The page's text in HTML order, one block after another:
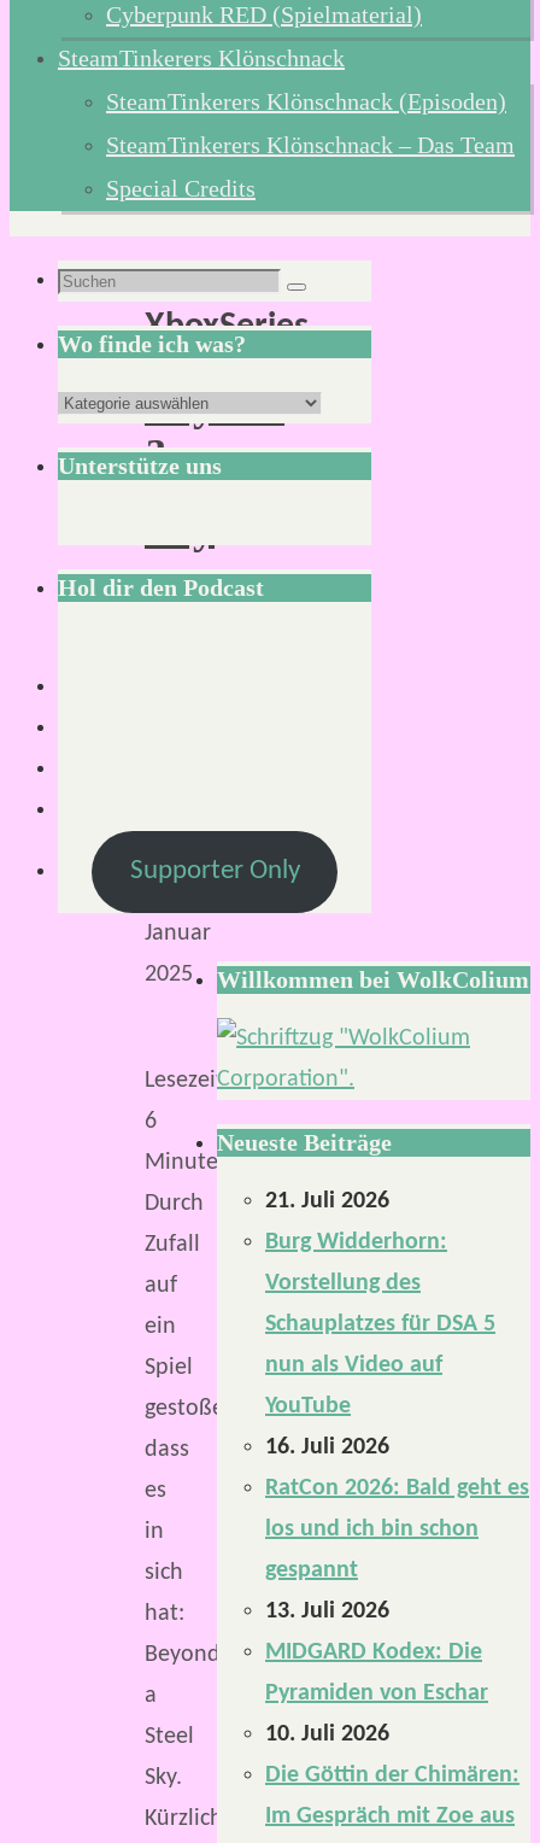
Cyberpunk RED (Spielmaterial)
SteamTinkerers Klönschnack
SteamTinkerers Klönschnack (Episoden)
SteamTinkerers Klönschnack – Das Team
Special Credits
Schlagwort:
XboxSeries
Beyond
a
Steel
Januar
2025
Lesezeit:
6
Minuten
Durch
Zufall
auf
ein
Spiel
gestoßen,
dass
es
in
sich
hat:
Beyond
a
Steel
Sky.
Kürzlich
Suchen
nach:
Suchen
Wo finde ich was?
Wo
finde
ich
Unterstütze uns
Hol dir den Podcast
Supporter Only
Willkommen bei WolkColium
Neueste Beiträge
21. Juli 2026
Burg Widderhorn:
Vorstellung des
Schauplatzes für DSA 5
nun als Video auf
YouTube
16. Juli 2026
RatCon 2026: Bald geht es
los und ich bin schon
gespannt
13. Juli 2026
MIDGARD Kodex: Die
Pyramiden von Eschar
10. Juli 2026
Die Göttin der Chimären:
Im Gespräch mit Zoe aus